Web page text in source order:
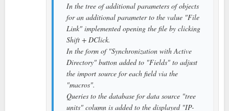
In the tree of additional parameters of objects
for an additional parameter to the value "File
Link" implemented opening the file by clicking
Shift + DClick.
In the form of "Synchronization with Active
Directory" button added to "Fields" to adjust
the import source for each field via the
"macros".
Queries to the database for data source "tree
units" column is added to the displayed "IP-